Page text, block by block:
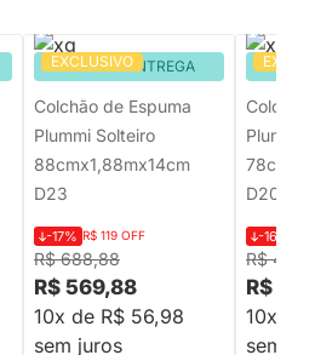
EXCLUSIVO
PRONTA ENTREGA
Colchão de Espuma
Plummi Solteiro
88cmx1,88mx14cm
D23
R$ 688,88
-17% R$ 119 OFF
R$ 569,88
10x de R$ 56,98
sem juros
Plummi
D20
R$
-16%
R$
10x de
sem